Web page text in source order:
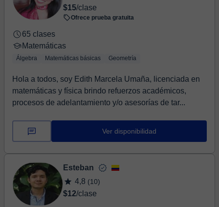
$15/clase
Ofrece prueba gratuita
65 clases
Matemáticas
Álgebra Matemáticas básicas Geometría
Hola a todos, soy Edith Marcela Umaña, licenciada en
matemáticas y física brindo refuerzos académicos,
procesos de adelantamiento y/o asesorías de tar...
Ver disponibilidad
Esteban
4,8 (10)
$12/clase